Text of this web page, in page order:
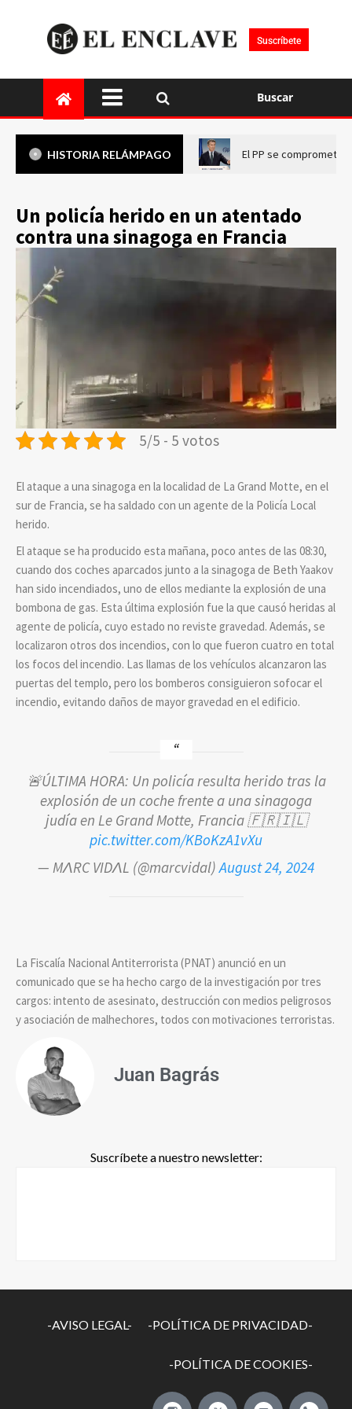
Suscríbete
Buscar
HISTORIA RELÁMPAGO El PP se compromete
Un policía herido en un atentado
contra una sinagoga en Francia
5/5 - 5 votos
El ataque a una sinagoga en la localidad de La Grand Motte, en el
sur de Francia, se ha saldado con un agente de la Policía Local
herido.
El ataque se ha producido esta mañana, poco antes de las 08:30,
cuando dos coches aparcados junto a la sinagoga de Beth Yaakov
han sido incendiados, uno de ellos mediante la explosión de una
bombona de gas. Esta última explosión fue la que causó heridas al
agente de policía, cuyo estado no reviste gravedad. Además, se
localizaron otros dos incendios, con lo que fueron cuatro en total
los focos del incendio. Las llamas de los vehículos alcanzaron las
puertas del templo, pero los bomberos consiguieron sofocar el
incendio, evitando daños de mayor gravedad en el edificio.
🚨ÚLTIMA HORA: Un policía resulta herido tras la
explosión de un coche frente a una sinagoga
judía en Le Grand Motte, Francia 🇫🇷🇮🇱
pic.twitter.com/KBoKzA1vXu
— MΛRC VIDΛL (@marcvidal)August 24, 2024
La Fiscalía Nacional Antiterrorista (PNAT) anunció en un
comunicado que se ha hecho cargo de la investigación por tres
cargos: intento de asesinato, destrucción con medios peligrosos
y asociación de malhechores, todos con motivaciones terroristas.
Juan Bagrás
Suscríbete a nuestro newsletter:
-AVISO LEGAL- -POLÍTICA DE PRIVACIDAD-
-POLÍTICA DE COOKIES-